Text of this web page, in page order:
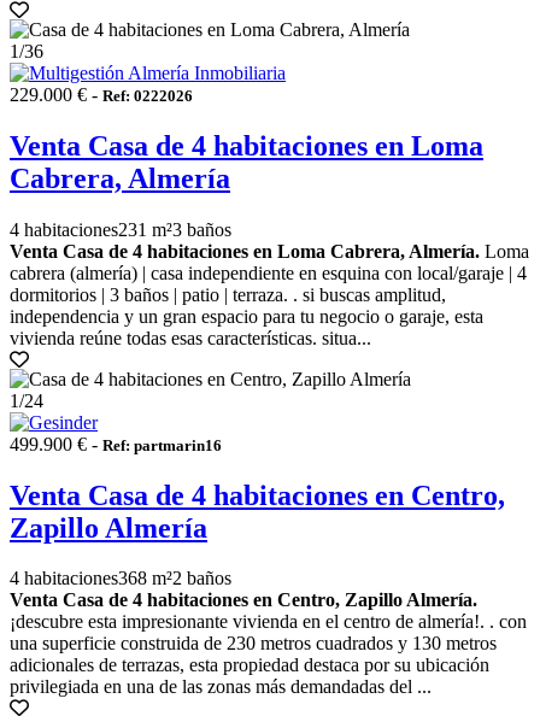
1/36
229.000 € - Ref: 0222026
Venta Casa de 4 habitaciones en Loma
Cabrera, Almería
4 habitaciones231 m²3 baños
Venta Casa de 4 habitaciones en Loma Cabrera, Almería. Loma
cabrera (almería) | casa independiente en esquina con local/garaje | 4
dormitorios | 3 baños | patio | terraza. . si buscas amplitud,
independencia y un gran espacio para tu negocio o garaje, esta
vivienda reúne todas esas características. situa...
1/24
499.900 € - Ref: partmarin16
Venta Casa de 4 habitaciones en Centro,
Zapillo Almería
4 habitaciones368 m²2 baños
Venta Casa de 4 habitaciones en Centro, Zapillo Almería.
¡descubre esta impresionante vivienda en el centro de almería!. . con
una superficie construida de 230 metros cuadrados y 130 metros
adicionales de terrazas, esta propiedad destaca por su ubicación
privilegiada en una de las zonas más demandadas del ...